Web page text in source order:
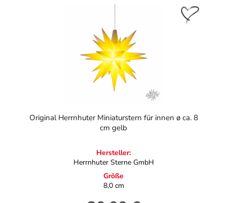
Original Herrnhuter Miniaturstern für innen ø ca. 8
cm gelb
Hersteller:
Herrnhuter Sterne GmbH
Größe
8,0 cm